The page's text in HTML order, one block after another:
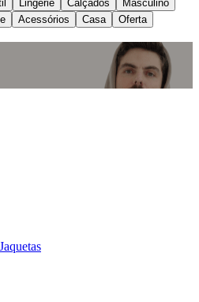
Lingerie Calçados
Masculino
Acessórios Casa Oferta